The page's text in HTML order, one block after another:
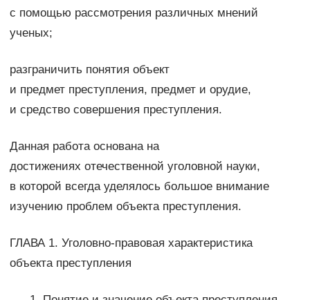
с помощью рассмотрения различных мнений
ученых;
разграничить понятия объект
и предмет преступления, предмет и орудие,
и средство совершения преступления.
Данная работа основана на
достижениях отечественной уголовной науки,
в которой всегда уделялось большое внимание
изучению проблем объекта преступления.
ГЛАВА 1. Уголовно-правовая характеристика
объекта преступления